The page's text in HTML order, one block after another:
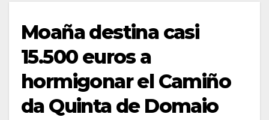
Moaña destina casi
15.500 euros a
hormigonar el Camiño
da Quinta de Domaio